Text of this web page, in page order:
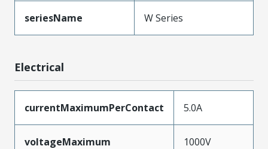
seriesName W Series
Electrical
currentMaximumPerContact 5.0A
voltageMaximum 1000V